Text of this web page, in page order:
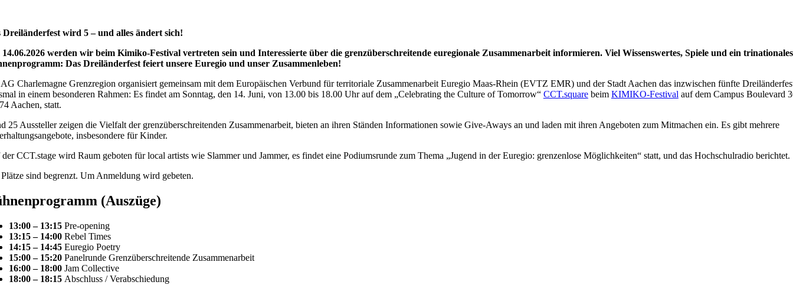
Dreiländerfest wird 5 – und alles ändert sich!
werden wir beim Kimiko-Festival vertreten sein und Interessierte über diegrenzüberschreitende euregionale Zusammenarbeit informieren. Viel Wissenswertes, Spiele und ein trinationales
Das Dreiländerfest feiert unsere Euregio und unser Zusammenleben!
Charlemagne Grenzregion organisiert gemeinsam mit dem Europäischen Verbund für territoriale Zusammenarbeit Euregio Maas-Rhein (EVTZ EMR) und der Stadt Aachen das inzwischen fünfte
in einem besonderen Rahmen: Es findet am Sonntag, den 14. Juni, von 13.00 bis 18.00 Uhr auf dem „Celebrating the Culture of Tomorrow“ CCT.squarebeim KIMIKO-Festival auf dem Campus Boulevard
Aachen, statt.
25 Aussteller zeigen die Vielfalt der grenzüberschreitenden Zusammenarbeit, bieten an ihren Ständen Informationen sowie Give-Aways an und laden mit ihren Angeboten zum Mitmachen ein. Es gibt mehrere
insbesondere für Kinder.
CCT.stage wird Raum geboten für local artists wie Slammer und Jammer, es findet eine Podiumsrunde zum Thema „Jugend in der Euregio: grenzenlose Möglichkeiten“ statt, und das Hochschulradio berichtet.
sind begrenzt. Um Anmeldung wird gebeten.
(Auszüge)
13:00 – 13:15Pre-opening
13:15 – 14:00Rebel Times
14:15 – 14:45Euregio Poetry
15:00 – 15:20 Panelrunde Grenzüberschreitende Zusammenarbeit
16:00 – 18:00Jam Collective
18:00 – 18:15 Abschluss / Verabschiedung